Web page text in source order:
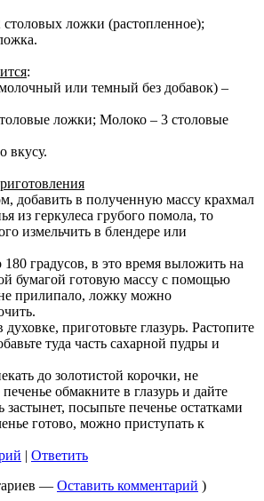
ложки (растопленное);
:
или темный без добавок) –
ложки; Молоко – 3 столовые
вкусу.
добавить в полученную массу крахмал
из геркулеса грубого помола, то
измельчить в блендере или
180 градусов, в это время выложить на
бумагой готовую массу с помощью
прилипало, ложку можно
приготовьте глазурь. Растопите
туда часть сахарной пудры и
до золотистой корочки, не
обмакните в глазурь и дайте
застынет, посыпьте печенье остатками
готово, можно приступать к
| Ответить
— Оставить комментарий )